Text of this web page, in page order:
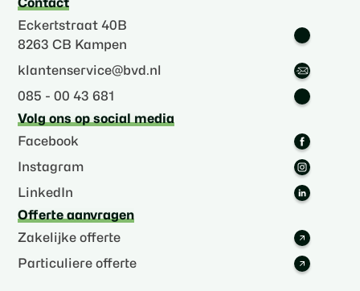
Contact
Eckertstraat 40B
8263 CB Kampen
klantenservice@bvd.nl
085 - 00 43 681
Volg ons op social media
Facebook
Instagram
LinkedIn
Offerte aanvragen
Zakelijke offerte
Particuliere offerte